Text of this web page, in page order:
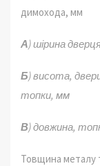
димохода, мм
А) шірина
Б)висота,
топки,мм
В)довжина,
Товщина металу